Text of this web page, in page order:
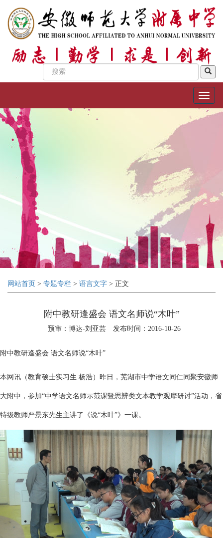
网站首页 > 专题专栏 > 语言文字 > 正文
附中教研逢盛会 语文名师说“木叶”
预审：博达-刘亚芸 发布时间：2016-10-26
附中教研逢盛会 语文名师说“木叶”
本网讯（教育硕士实习生 杨浩）昨日，芜湖市中学语文同仁同聚安徽师
大附中，参加“中学语文名师示范课暨思辨类文本教学观摩研讨”活动，省
特级教师严景东先生主讲了《说“木叶”》一课。